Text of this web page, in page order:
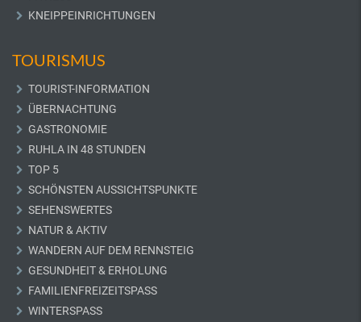
KNEIPPEINRICHTUNGEN
TOURISMUS
TOURIST-INFORMATION
ÜBERNACHTUNG
GASTRONOMIE
RUHLA IN 48 STUNDEN
TOP 5
SCHÖNSTEN AUSSICHTSPUNKTE
SEHENSWERTES
NATUR & AKTIV
WANDERN AUF DEM RENNSTEIG
GESUNDHEIT & ERHOLUNG
FAMILIENFREIZEITSPASS
WINTERSPASS